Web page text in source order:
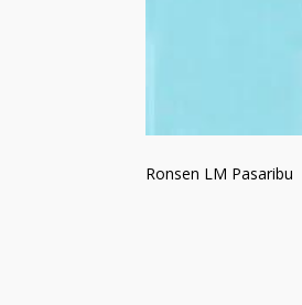
Ronsen LM Pasaribu